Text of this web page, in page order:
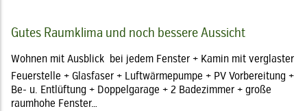
Gutes Raumklima und noch bessere Aussicht
Wohnen mit Ausblick  bei jedem Fenster + Kamin mit verglaster
Feuerstelle + Glasfaser + Luftwärmepumpe + PV Vorbereitung +
Be- u. Entlüftung + Doppelgarage + 2 Badezimmer + große
raumhohe Fenster…